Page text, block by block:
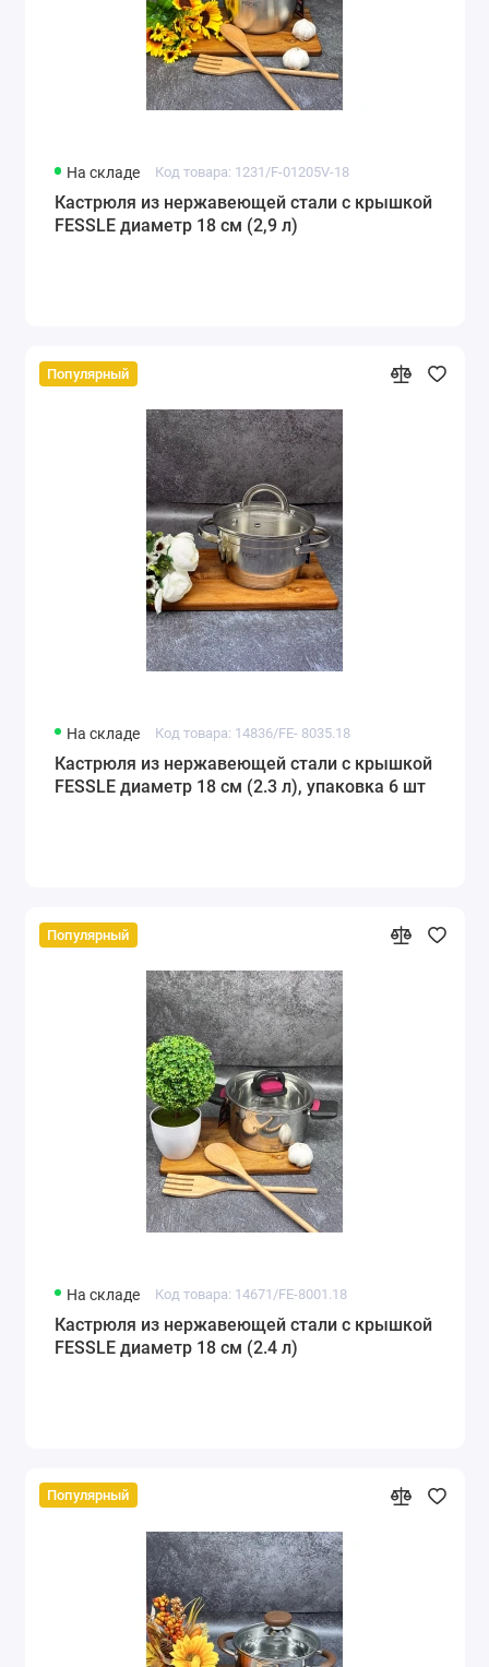
На складе Код товара: 1231/F-01205V-18
Кастрюля из нержавеющей стали с крышкой
FESSLE диаметр 18 см (2,9 л)
Популярный
На складе Код товара: 14836/FE- 8035.18
Кастрюля из нержавеющей стали с крышкой
FESSLE диаметр 18 см (2.3 л), упаковка 6 шт
Популярный
На складе Код товара: 14671/FE-8001.18
Кастрюля из нержавеющей стали с крышкой
FESSLE диаметр 18 см (2.4 л)
Популярный